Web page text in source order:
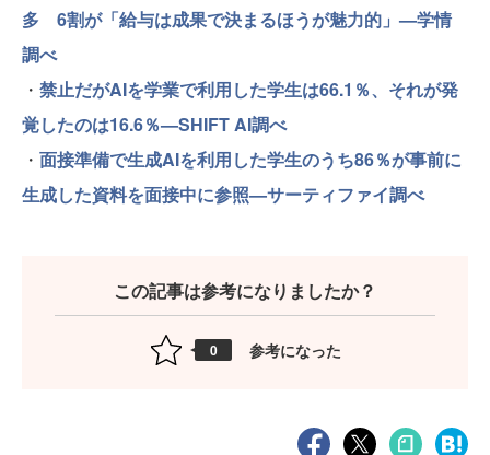
多 6割が「給与は成果で決まるほうが魅力的」—学情
調べ
・ 禁止だがAIを学業で利用した学生は66.1％、それが発
覚したのは16.6％—SHIFT AI調べ
・ 面接準備で生成AIを利用した学生のうち86％が事前に
生成した資料を面接中に参照—サーティファイ調べ
この記事は参考になりましたか？
0 参考になった